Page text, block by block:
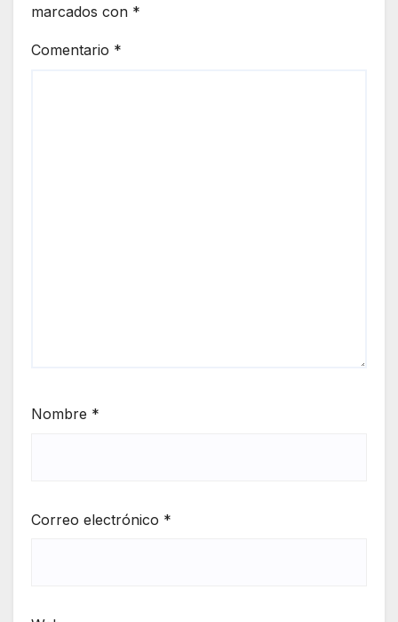
marcados con *
Comentario *
Nombre *
Correo electrónico *